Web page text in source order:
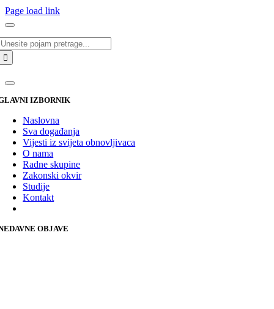
Page load link
IZBORNIK
Naslovna
Sva događanja
Vijesti iz svijeta obnovljivaca
O nama
Radne skupine
Zakonski okvir
Studije
Kontakt
OBJAVE